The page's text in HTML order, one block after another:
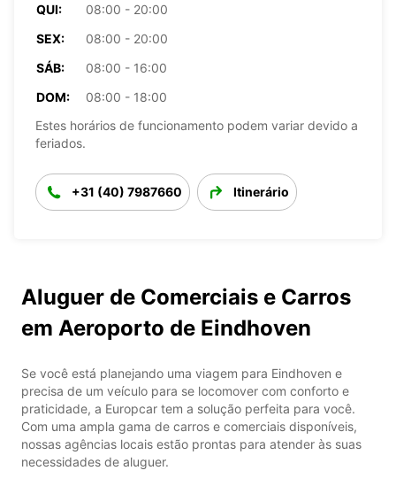
QUI:
08:00 - 20:00
SEX:
08:00 - 20:00
SÁB:
08:00 - 16:00
DOM:
08:00 - 18:00
Estes horários de funcionamento podem variar devido a
feriados.
+31 (40) 7987660 Itinerário
Aluguer de Comerciais e Carros
em Aeroporto de Eindhoven
Se você está planejando uma viagem para Eindhoven e
precisa de um veículo para se locomover com conforto e
praticidade, a Europcar tem a solução perfeita para você.
Com uma ampla gama de carros e comerciais disponíveis,
nossas agências locais estão prontas para atender às suas
necessidades de aluguer.